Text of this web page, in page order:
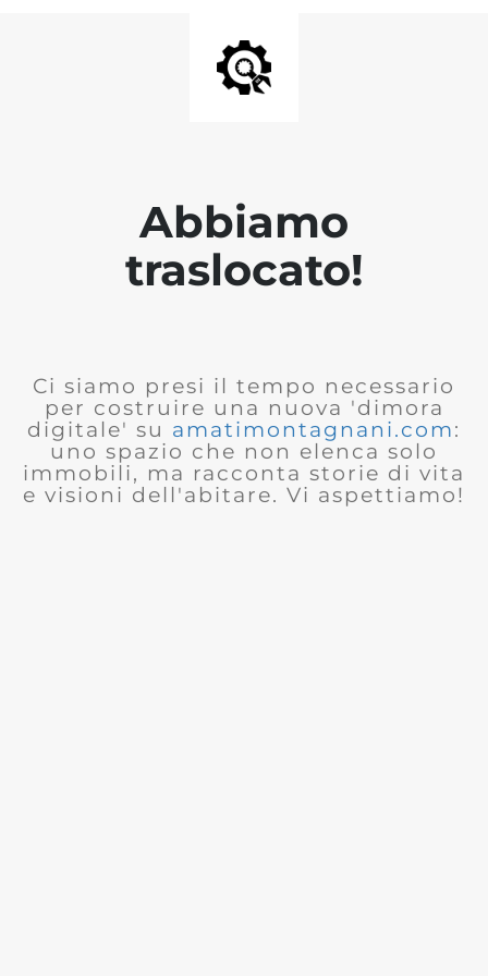
Abbiamo
traslocato!
Ci siamo presi il tempo necessario
per costruire una nuova 'dimora
digitale' su amatimontagnani.com:
uno spazio che non elenca solo
immobili, ma racconta storie di vita
e visioni dell'abitare. Vi aspettiamo!